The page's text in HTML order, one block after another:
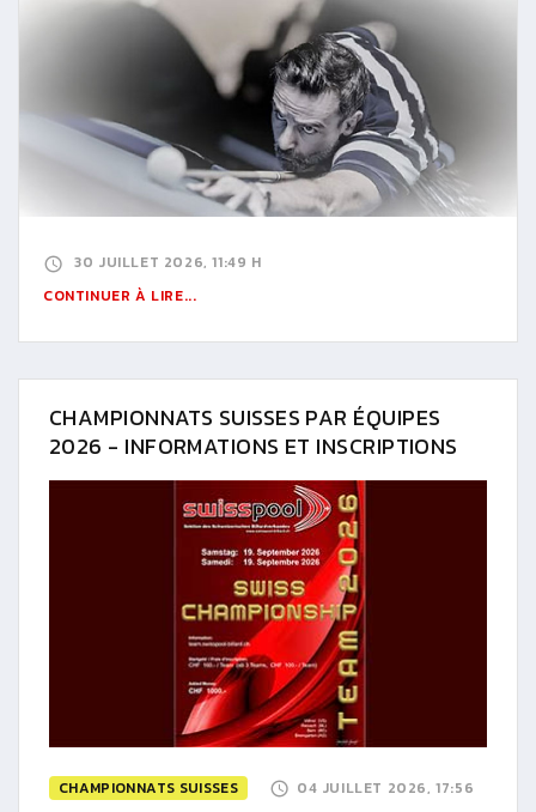
30 JUILLET 2026, 11:49 H
CONTINUER À LIRE...
CHAMPIONNATS SUISSES PAR ÉQUIPES
2026 - INFORMATIONS ET INSCRIPTIONS
CHAMPIONNATS SUISSES 04 JUILLET 2026, 17:56